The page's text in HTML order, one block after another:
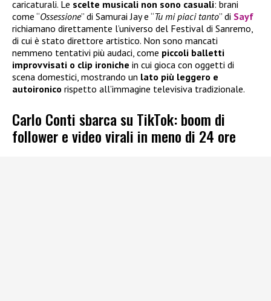
caricaturali. Le scelte musicali non sono casuali: brani
come “Ossessione” di Samurai Jay e “Tu mi piaci tanto” di Sayf
richiamano direttamente l’universo del Festival di Sanremo,
di cui è stato direttore artistico. Non sono mancati
nemmeno tentativi più audaci, come piccoli balletti
improvvisati o clip ironiche in cui gioca con oggetti di
scena domestici, mostrando un lato più leggero e
autoironico rispetto all’immagine televisiva tradizionale.
Carlo Conti sbarca su TikTok: boom di
follower e video virali in meno di 24 ore